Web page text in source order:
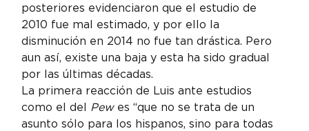
posteriores evidenciaron que el estudio de
2010 fue mal estimado, y por ello la
disminución en 2014 no fue tan drástica. Pero
aun así, existe una baja y esta ha sido gradual
por las últimas décadas.
La primera reacción de Luis ante estudios
como el del Pew es “que no se trata de un
asunto sólo para los hispanos, sino para todas